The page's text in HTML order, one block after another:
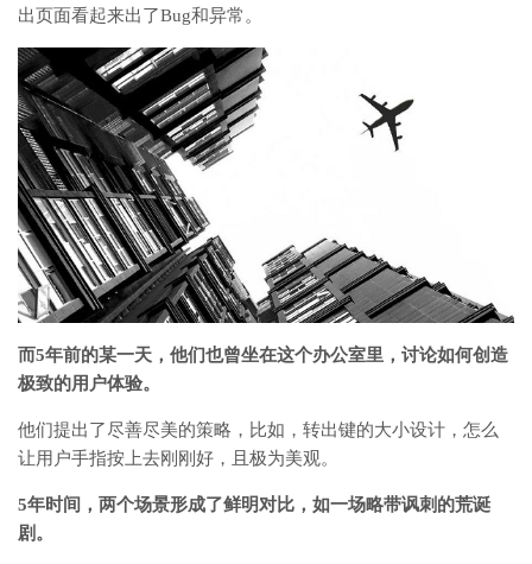
出页面看起来出了Bug和异常。
而5年前的某一天，他们也曾坐在这个办公室里，讨论如何创造
极致的用户体验。
他们提出了尽善尽美的策略，比如，转出键的大小设计，怎么
让用户手指按上去刚刚好，且极为美观。
5年时间，两个场景形成了鲜明对比，如一场略带讽刺的荒诞
剧。